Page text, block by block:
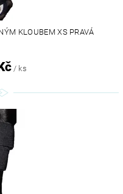
KLOUBEM XS PRAVÁ
/ ks